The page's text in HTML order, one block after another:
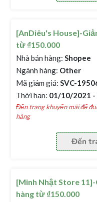
[AnDiêu's House]-
từ ₫150.000
Nhà bán hàng: Shopee
Ngành hàng: Other
Mã giảm giá: SVC-
Thời hạn: 01/10/2021
Đến trang khuyến mãi để
hàng
Đến
[Minh Nhật Store 11]-
hàng từ ₫150.000